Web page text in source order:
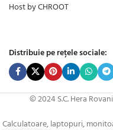
Host by CHROOT
Distribuie pe rețele sociale:
© 2024 S.C. Hera
Calculatoare, laptopuri,